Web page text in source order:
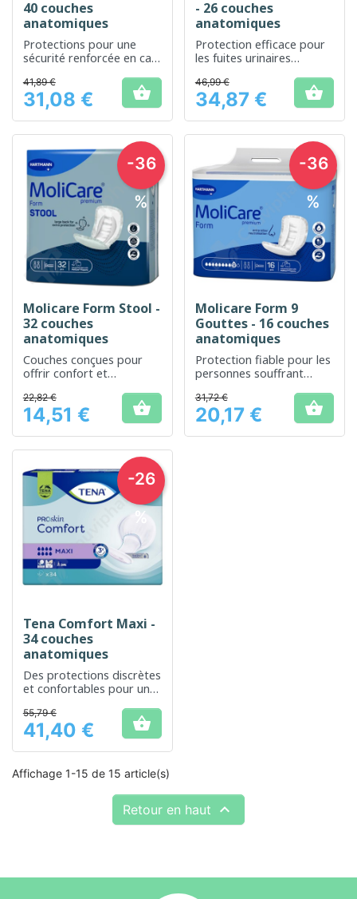
40 couches
anatomiques
Protections pour une
sécurité renforcée en cas
sévère
Prix
41,89 €
31,08 € 
- 26 couches
anatomiques
Protection efficace pour
les fuites urinaires
et confort.
Prix
46,99 €
34,87 € 
Molicare Form Stool -
32 couches
anatomiques
Couches conçues pour
offrir confort et
d'incontinence
Prix
22,82 €
14,51 € 
-36
%
Molicare Form 9
Gouttes - 16 couches
anatomiques
Protection fiable pour les
personnes souffrant
Prix
31,72 €
20,17 € 
-36
%
Tena Comfort Maxi -
34 couches
anatomiques
Des protections discrètes
et confortables pour une
les fuites
Prix
55,79 €
41,40 € 
-26
%
Affichage 1-15 de 15 article(s)
Retour en haut 